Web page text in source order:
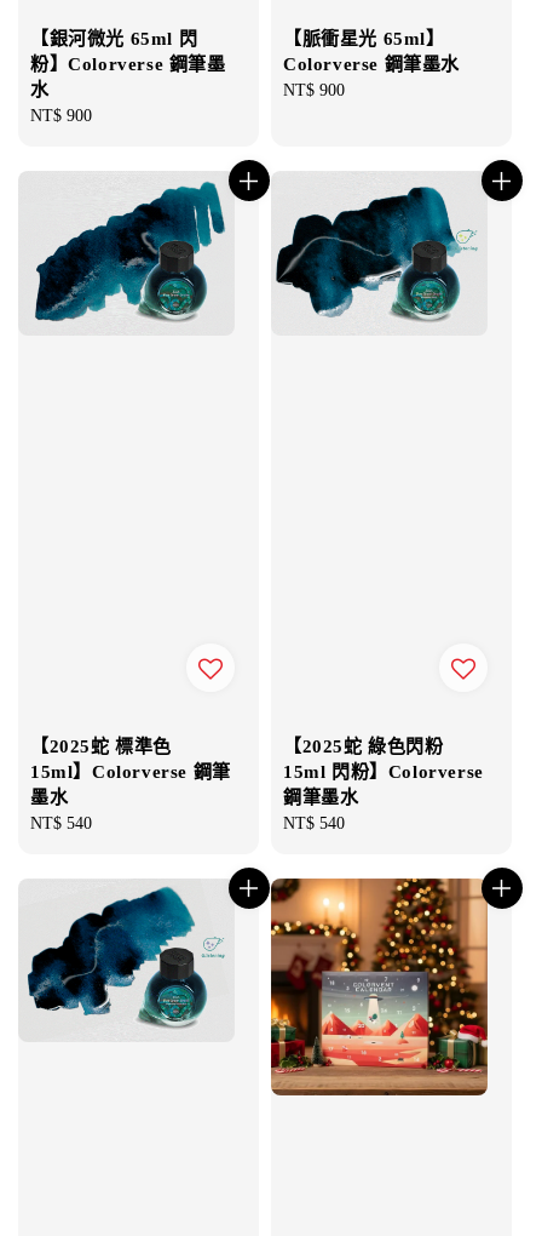
【銀河微光 65ml 閃
粉】Colorverse 鋼筆墨
水
Regular
NT$ 900
【脈衝星光 65ml】
Colorverse 鋼筆墨水
Regular
NT$ 900
【2025蛇 標準色
15ml】Colorverse 鋼筆
墨水
Regular
NT$ 540
【2025蛇 綠色閃粉
15ml 閃粉】Colorverse
鋼筆墨水
Regular
NT$ 540